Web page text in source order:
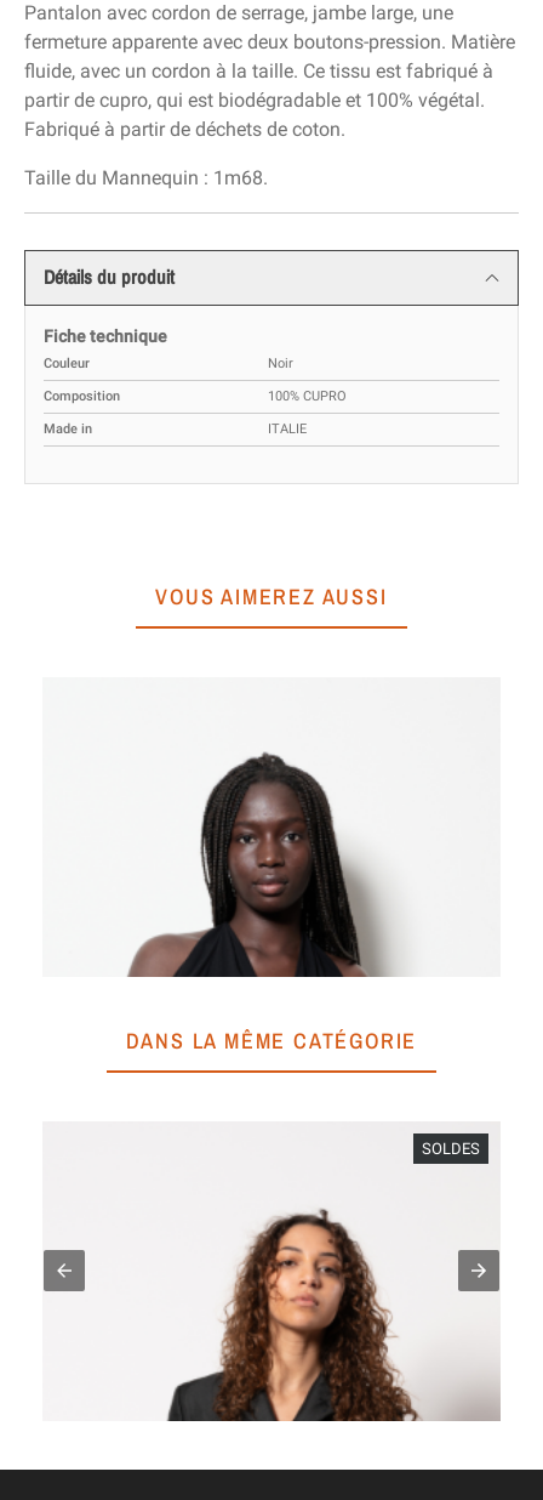
Pantalon avec cordon de serrage, jambe large, une
fermeture apparente avec deux boutons-pression. Matière
fluide, avec un cordon à la taille. Ce tissu est fabriqué à
partir de cupro, qui est biodégradable et 100% végétal.
Fabriqué à partir de déchets de coton.
Taille du Mannequin : 1m68.
Détails du produit
Fiche technique
Couleur Noir
Composition 100% CUPRO
Made in ITALIE
VOUS AIMEREZ AUSSI
DANS LA MÊME CATÉGORIE
SOLDES